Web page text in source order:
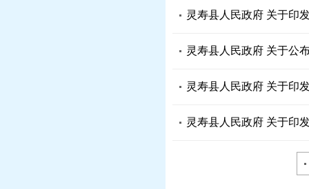
灵寿县人民政府 关于印
灵寿县人民政府 关于公
灵寿县人民政府 关于印
灵寿县人民政府 关于印